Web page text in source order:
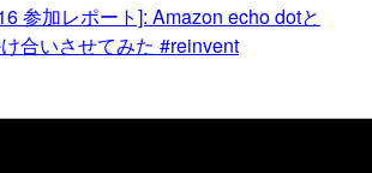
参加レポート]: Amazon echo dotと
合いさせてみた #reinvent